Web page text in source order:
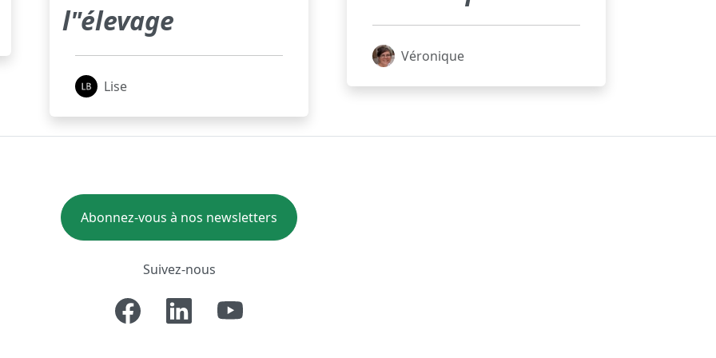
l"élevage
Lise
Véronique
Abonnez-vous à nos newsletters
Suivez-nous